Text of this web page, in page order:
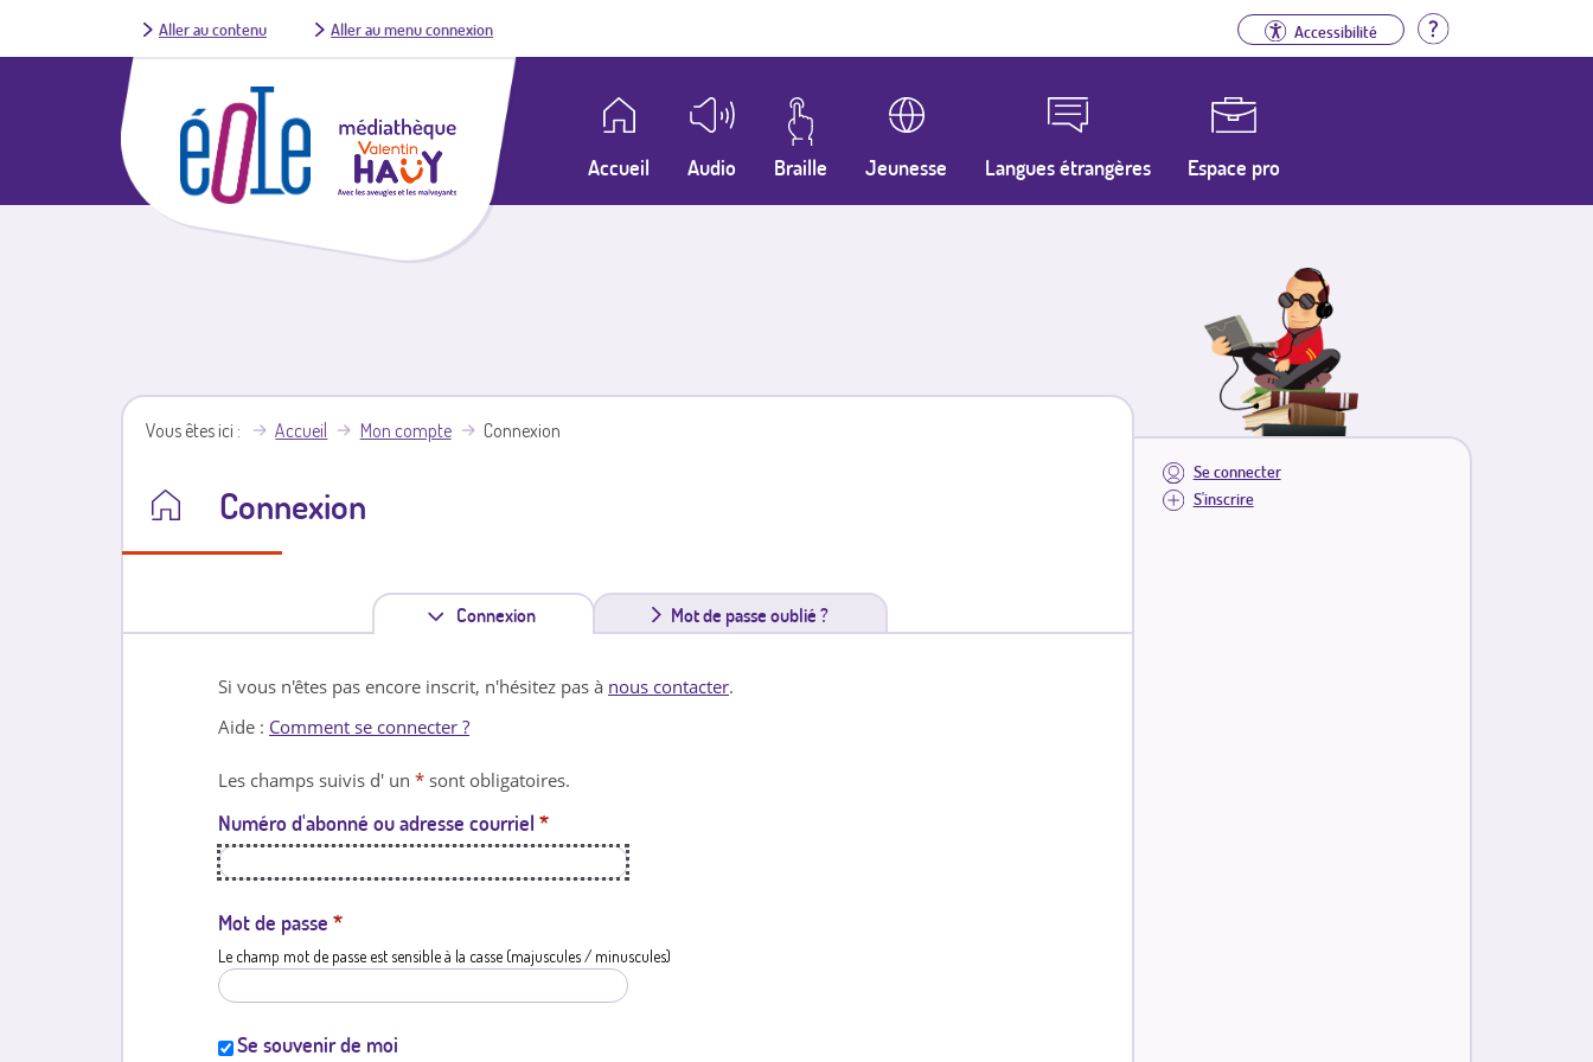
Aller au contenu Aller au menu connexion Accessibilité Aide
Accueil Audio Braille Jeunesse Langues étrangères Espace pro
Se connecter
S'inscrire
Vous êtes ici Accueil Mon compte Connexion
Connexion
Connexion
n
l
e
Mot de passe oublié ?
Si vous n'êtes pas encore inscrit, n'hésitez pas à nous contacter.
Aide : Comment se connecter ?
Les champs suivis d' un * sont obligatoires.
Numéro d'abonné ou adresse courriel *
Mot de passe *
Le champ mot de passe est sensible à la casse (majuscules / minuscules)
Se souvenir de moi